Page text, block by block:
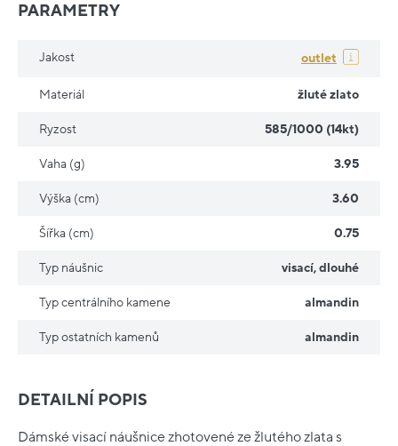
DETAILNÍ POPIS
Dámské visací náušnice zhotovené ze žlutého zlata s
PARAMETRY
Jakost outlet
Materiál žluté zlato
Ryzost 585/1000 (14kt)
Vaha (g) 3.95
Výška (cm) 3.60
Šířka (cm) 0.75
Typ náušnic visací, dlouhé
Typ centrálního kamene almandin
Typ ostatních kamenů almandin